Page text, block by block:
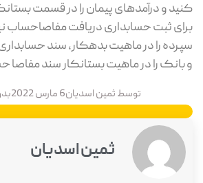
کنید و درآمدهای پیمان را در قسمت
برای ثبت حسابداری دریافت مفاصاحساب
سپرده را در ماهیت بدهکار، سند
و بانک را در ماهیت بستانکار سند مفاصا
توسطثمین اسدیان6 مارس 2022
ثمین اسدیان